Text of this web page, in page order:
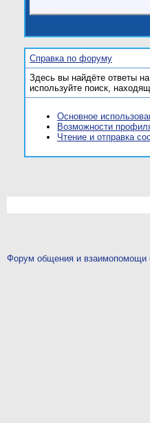
Справка по форуму
Здесь вы найдёте ответы
используйте поиск,
Основное
Возможности
Чтение и отправка
Форум общения и